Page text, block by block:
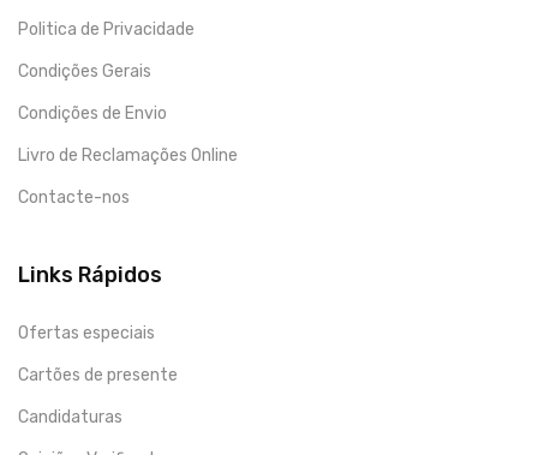
Politica de Privacidade
Condições Gerais
Condições de Envio
Livro de Reclamações Online
Contacte-nos
Links Rápidos
Ofertas especiais
Cartões de presente
Candidaturas